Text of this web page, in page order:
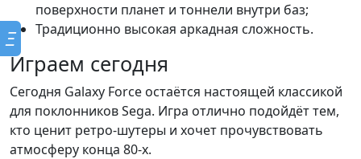
поверхности планет и тоннели внутри баз;
Традиционно высокая аркадная сложность.
Играем сегодня
Сегодня Galaxy Force остаётся настоящей классикой
для поклонников Sega. Игра отлично подойдёт тем,
кто ценит ретро-шутеры и хочет прочувствовать
атмосферу конца 80-х.
Ξ